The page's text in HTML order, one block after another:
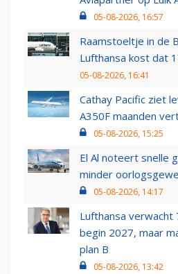
05-08-2026, 16:57
Raamstoeltje in de
Lufthansa kost dat
05-08-2026, 16:41
Cathay Pacific ziet
A350F maanden
05-08-2026, 15:25
El Al noteert snelle
minder
05-08-2026, 14:17
Lufthansa verwacht
begin 2027, maar
plan B
05-08-2026, 13:42